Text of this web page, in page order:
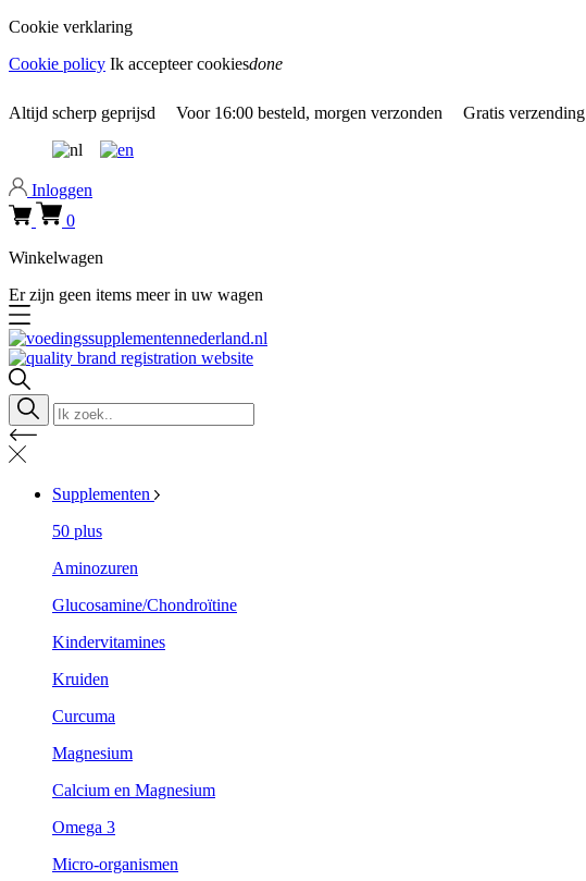
Cookie verklaring
Cookie policy Ik accepteer cookiesdone
Altijd scherp geprijsd Voor 16:00 besteld, morgen verzonden Gratis verzending
Inloggen
0
Winkelwagen
Er zijn geen items meer in uw wagen
Supplementen
50 plus
Aminozuren
Glucosamine/Chondroïtine
Kindervitamines
Kruiden
Curcuma
Magnesium
Calcium en Magnesium
Omega 3
Micro-organismen